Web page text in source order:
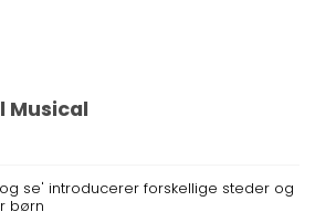
Musical
se' introducerer forskellige steder og
børn